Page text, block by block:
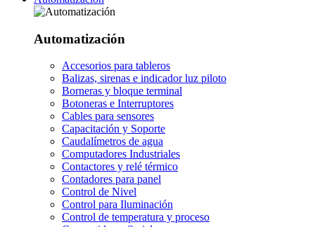
Automatización
Accesorios para tableros
Balizas, sirenas e indicador luz piloto
Borneras y bloque terminal
Botoneras e Interruptores
Cables para sensores
Capacitación y Soporte
Caudalímetros de agua
Computadores Industriales
Contactores y relé térmico
Contadores para panel
Control de Nivel
Control para Iluminación
Control de temperatura y proceso